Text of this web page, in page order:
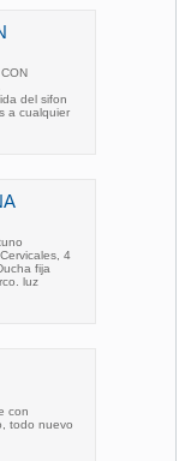
del sifon
a cualquier
4
fija
luz
con
todo nuevo